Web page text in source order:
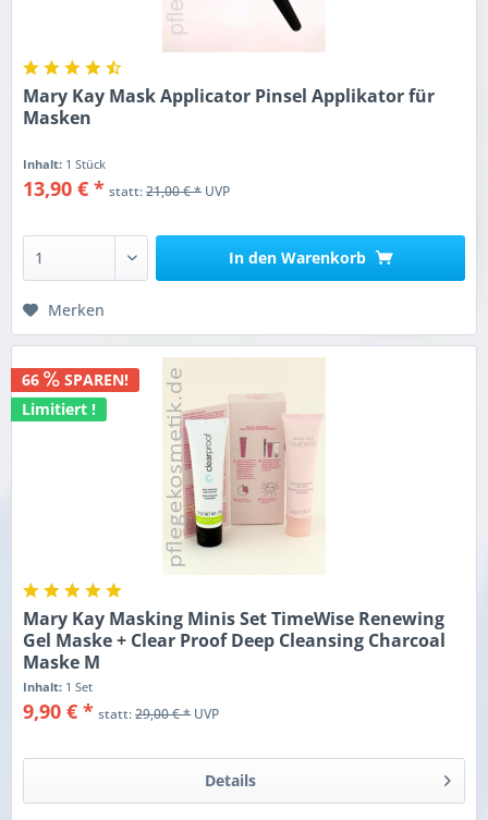
Mary Kay Mask Applicator Pinsel Applikator für
Masken
Inhalt: 1 Stück
13,90 € * statt:21,00 € *UVP
In den Warenkorb
Merken
66
SPAREN!
Limitiert !
Mary Kay Masking Minis Set TimeWise Renewing
Gel Maske + Clear Proof Deep Cleansing Charcoal
Maske M
Inhalt: 1 Set
9,90 € * statt:29,00 € *UVP
Details